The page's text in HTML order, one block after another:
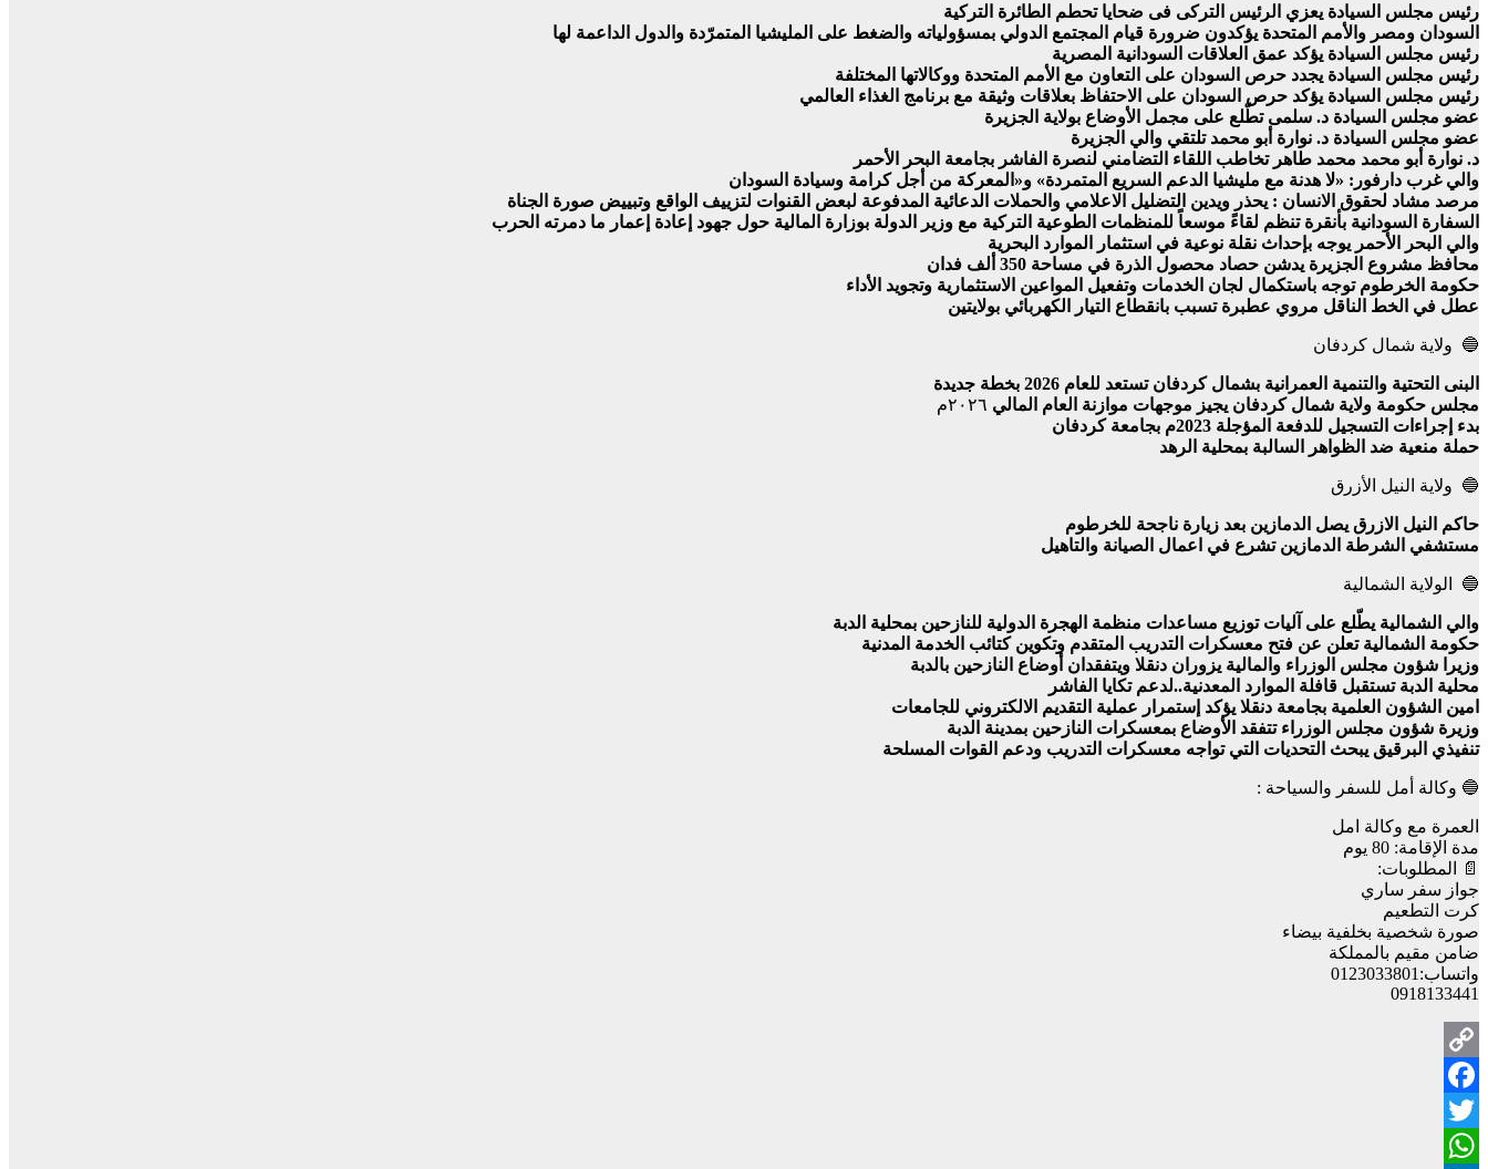
رئيس مجلس السيادة يعزي الرئيس التركى فى ضحايا تحطم الطائرة التركية
السودان ومصر والأمم المتحدة يؤكدون ضرورة قيام المجتمع الدولي بمسؤولياته والضغط على المليشيا المتمرّدة والدول الداعمة لها
رئيس مجلس السيادة يؤكد عمق العلاقات السودانية المصرية
رئيس مجلس السيادة يجدد حرص السودان على التعاون مع الأمم المتحدة ووكالاتها المختلفة
رئيس مجلس السيادة يؤكد حرص السودان على الاحتفاظ بعلاقات وثيقة مع برنامج الغذاء العالمي
عضو مجلس السيادة د. سلمى تطّلع على مجمل الأوضاع بولاية الجزيرة
عضو مجلس السيادة د. نوارة أبو محمد تلتقي والي الجزيرة
د. نوارة أبو محمد محمد طاهر تخاطب اللقاء التضامني لنصرة الفاشر بجامعة البحر الأحمر
والي غرب دارفور: «لا هدنة مع مليشيا الدعم السريع المتمردة» و«المعركة من أجل كرامة وسيادة السودان
مرصد مشاد لحقوق الانسان : يحذر ويدين التضليل الاعلامي والحملات الدعائية المدفوعة لبعض القنوات لتزييف الواقع وتبييض صورة الجناة
السفارة السودانية بأنقرة تنظم لقاءً موسعاً للمنظمات الطوعية التركية مع وزير الدولة بوزارة المالية حول جهود إعادة إعمار ما دمرته الحرب
والي البحر الأحمر يوجه بإحداث نقلة نوعية في استثمار الموارد البحرية
محافظ مشروع الجزيرة يدشن حصاد محصول الذرة في مساحة 350 ألف فدان
حكومة الخرطوم توجه باستكمال لجان الخدمات وتفعيل المواعين الاستثمارية وتجويد الأداء
عطل في الخط الناقل مروي عطبرة تسبب بانقطاع التيار الكهربائي بولايتين
🔵 ولاية شمال كردفان
البنى التحتية والتنمية العمرانية بشمال كردفان تستعد للعام 2026 بخطة جديدة
مجلس حكومة ولاية شمال كردفان يجيز موجهات موازنة العام المالي ٢٠٢٦م
بدء إجراءات التسجيل للدفعة المؤجلة 2023م بجامعة كردفان
حملة منعية ضد الظواهر السالبة بمحلية الرهد
🔵 ولاية النيل الأزرق
حاكم النيل الازرق يصل الدمازين بعد زيارة ناجحة للخرطوم
مستشفي الشرطة الدمازين تشرع في اعمال الصيانة والتاهيل
🔵 الولاية الشمالية
والي الشمالية يطّلع على آليات توزيع مساعدات منظمة الهجرة الدولية للنازحين بمحلية الدبة
حكومة الشمالية تعلن عن فتح معسكرات التدريب المتقدم وتكوين كتائب الخدمة المدنية
وزيرا شؤون مجلس الوزراء والمالية يزوران دنقلا ويتفقدان أوضاع النازحين بالدبة
محلية الدبة تستقبل قافلة الموارد المعدنية..لدعم تكايا الفاشر
امين الشؤون العلمية بجامعة دنقلا يؤكد إستمرار عملية التقديم الالكتروني للجامعات
وزيرة شؤون مجلس الوزراء تتفقد الأوضاع بمعسكرات النازحين بمدينة الدبة
تنفيذي البرقيق يبحث التحديات التي تواجه معسكرات التدريب ودعم القوات المسلحة
🔵 وكالة أمل للسفر والسياحة :
العمرة مع وكالة امل
مدة الإقامة: 80 يوم
📄 المطلوبات:
جواز سفر ساري
كرت التطعيم
صورة شخصية بخلفية بيضاء
ضامن مقيم بالمملكة
واتساب:0123033801
0918133441
Copy
Link
Facebook
Twitter